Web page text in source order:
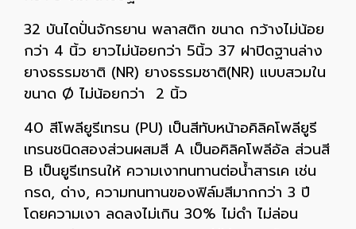
32 บันไดปั่นจักรยาน พลาสติก ขนาด กว้างไม่น้อย
กว่า 4 นิ้ว ยาวไม่น้อยกว่า 5นิ้ว 37 ฝาปิดฐานล่าง
ยางธรรมชาติ (NR) ยางธรรมชาติ(NR) แบบสวมใน
ขนาด Ø ไม่น้อยกว่า 2 นิ้ว
40 สีโพลียูรีเทรน (PU) เป็นสีทับหน้าอคิลิคโพลียูรี
เทรนชนิดสองส่วนผสมสี A เป็นอคิลิคโพลีอัล ส่วนสี
B เป็นยูรีเทรนให้ ความเงาทนทานต่อน้ำสารเค เช่น
กรด, ด่าง, ความทนทานของฟิล์มสีมากกว่า 3 ปี
โดยความเงา ลดลงไม่เกิน 30% ไม่ดำ ไม่ล่อน